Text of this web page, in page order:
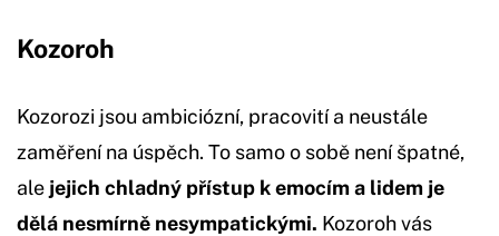
Kozoroh
Kozorozi jsou ambiciózní, pracovití a neustále
zaměření na úspěch. To samo o sobě není špatné,
ale jejich chladný přístup k emocím a lidem je
dělá nesmírně nesympatickými. Kozoroh vás